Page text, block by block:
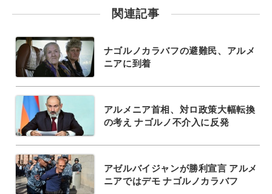
関連記事
ナゴルノカラバフの避難民、アルメ
ニアに到着
アルメニア首相、対ロ政策大幅転換
の考え ナゴルノ不介入に反発
アゼルバイジャンが勝利宣言 アルメ
ニアではデモ ナゴルノカラバフ